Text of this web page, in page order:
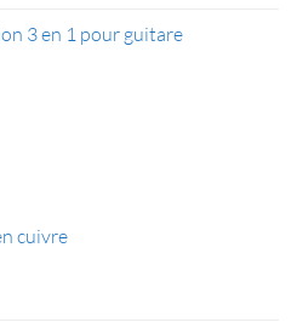
:3 en 1 pour guitare
cuivre